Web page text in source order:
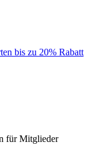
bis zu 20% Rabatt
für Mitglieder